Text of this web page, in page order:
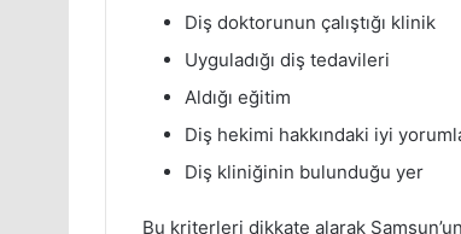
Diş doktorunun çalıştığı klinik
Uyguladığı diş tedavileri
Aldığı eğitim
Diş hekimi hakkındaki iyi
Diş kliniğinin bulunduğu yer
Bu kriterleri dikkate alarak